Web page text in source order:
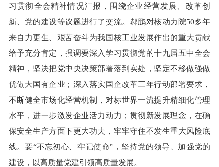
习贯彻全会精神情况汇报，围绕企业经营发展、改革创
新、党的建设等议题进行了交流。郝鹏对核动力院50多年
来自力更生、艰苦奋斗为我国核工业发展作出的重大贡献
给予充分肯定，强调要深入学习贯彻党的十九届五中全会
精神，坚决把党中央决策部署落到实处，坚定不移做强做
优做大国有企业；深入落实国企改革三年行动部署要求，
不断健全市场化经营机制，对标世界一流提升精细化管理
水平，进一步激发企业活力动力；贯彻新发展理念，在确
保安全生产方面下更大功夫，牢牢守住不发生重大风险底
线。要“不忘初心、牢记使命”，坚持党的领导、加强党的
建设，以高质量党建引领高质量发展。